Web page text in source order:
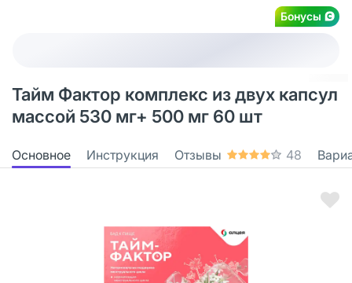
Бонусы
Тайм Фактор комплекс из двух капсул
массой 530 мг+ 500 мг 60 шт
Основное Инструкция Отзывы 48